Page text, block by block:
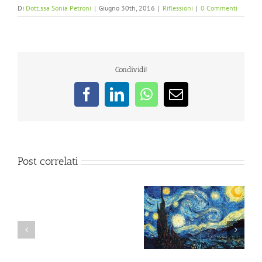
Di Dott.ssa Sonia Petroni | Giugno 30th, 2016 | Riflessioni | 0 Commenti
Condividi!
FacebookLinkedInWhatsApp
Email
Post correlati
Il colloquio psicologico:
non una semplice
chiacchierata